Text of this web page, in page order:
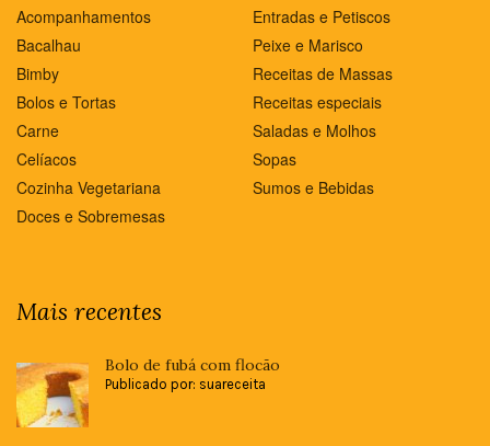
Acompanhamentos
Bacalhau
Bimby
Bolos e Tortas
Carne
Celíacos
Cozinha Vegetariana
Doces e Sobremesas
Entradas e Petiscos
Peixe e Marisco
Receitas de Massas
Receitas especiais
Saladas e Molhos
Sopas
Sumos e Bebidas
Mais recentes
Bolo de fubá com flocão
Publicado por: suareceita